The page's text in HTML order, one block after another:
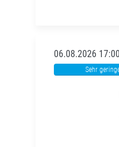
06.08.2026
Sehr